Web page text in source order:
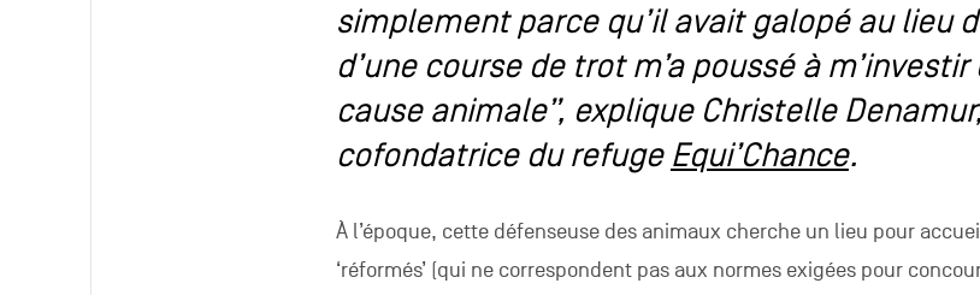
simplement parce qu’il avait galopé au lieu
d’une course de trot m’a poussé à m’investir
cause animale”, explique Christelle Denamur,
cofondatrice du refuge Equi’Chance.
À l’époque, cette défenseuse des animaux cherche un lieu pour
‘réformés’ (qui ne correspondent pas aux normes exigées pour